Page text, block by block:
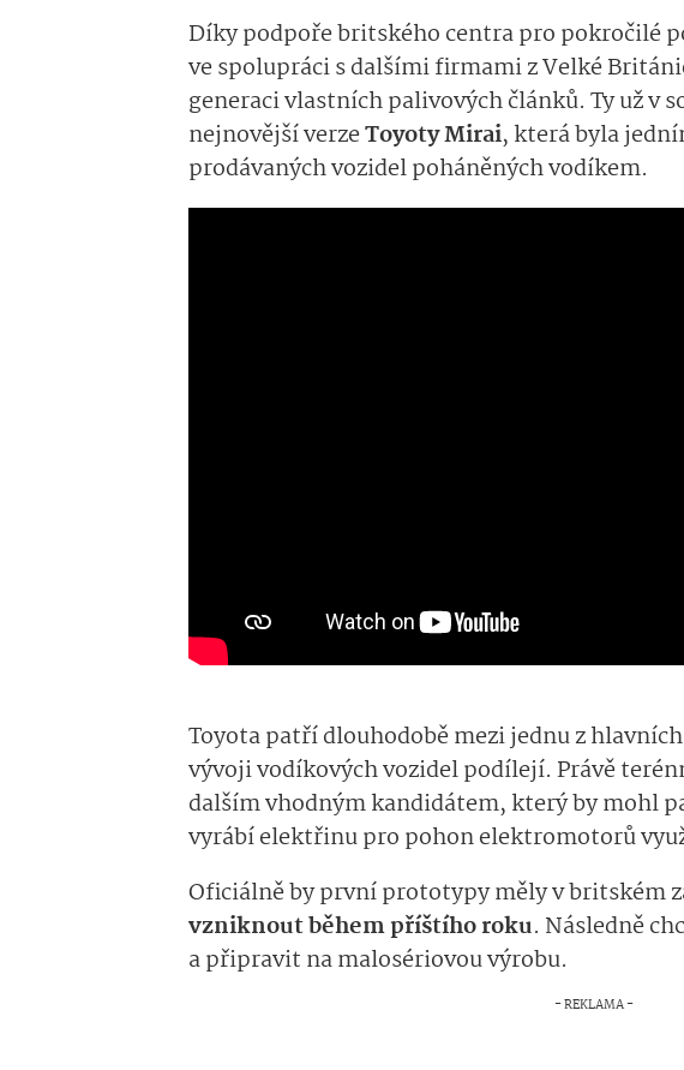
Díky podpoře britského centra pro pokročilé
ve spolupráci s dalšími firmami z Velké
generaci vlastních palivových článků. Ty už v
nejnovější verzeToyoty Mirai, která byla
prodávaných vozidel poháněných vodíkem.
Toyota patří dlouhodobě mezi jednu z
vývoji vodíkových vozidel podílejí. Právě
dalším vhodným kandidátem, který by mohl
vyrábí elektřinu pro pohon elektromotorů
Oficiálně by první prototypy měly v britském
vzniknout během příštího roku. Následně
a připravit na malosériovou výrobu.